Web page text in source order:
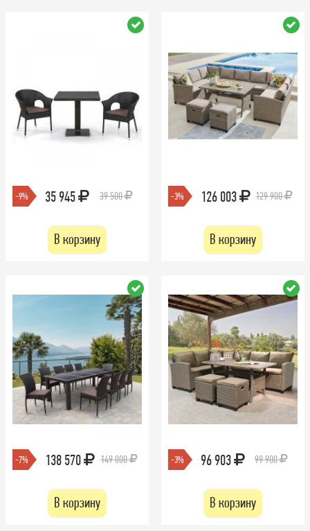
-9% 35 945 39 500
В корзину
-3% 126 003 129 900
В корзину
-7% 138 570 149 000
В корзину
-3% 96 903 99 900
В корзину